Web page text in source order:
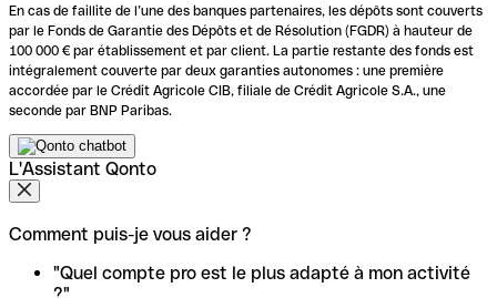
En cas de faillite de l’une des banques partenaires, les dépôts sont couverts
par le Fonds de Garantie des Dépôts et de Résolution (FGDR) à hauteur de
100 000 € par établissement et par client. La partie restante des fonds est
intégralement couverte par deux garanties autonomes : une première
accordée par le Crédit Agricole CIB, filiale de Crédit Agricole S.A., une
seconde par BNP Paribas.
L'Assistant Qonto
Comment puis-je vous aider ?
"Quel compte pro est le plus adapté à mon activité